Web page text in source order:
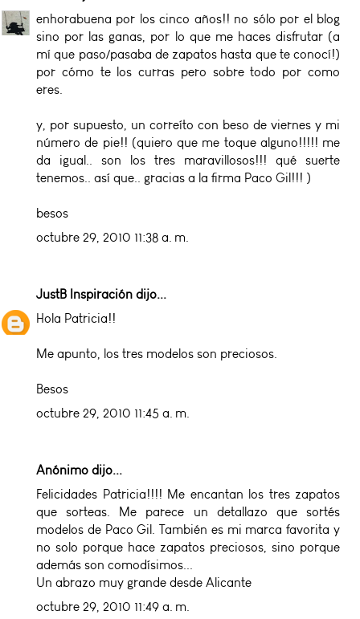
enhorabuena por los cinco años!! no sólo por el blog
sino por las ganas, por lo que me haces disfrutar (a
mí que paso/pasaba de zapatos hasta que te conocí!)
por cómo te los curras pero sobre todo por como
eres.
y, por supuesto, un correíto con beso de viernes y mi
número de pie!! (quiero que me toque alguno!!!!! me
da igual.. son los tres maravillosos!!! qué suerte
tenemos.. así que.. gracias a la firma Paco Gil!!! )
besos
octubre 29, 2010 11:38 a. m.
JustB Inspiración dijo...
Hola Patricia!!
Me apunto, los tres modelos son preciosos.
Besos
octubre 29, 2010 11:45 a. m.
Anónimo dijo...
Felicidades Patricia!!!! Me encantan los tres zapatos
que sorteas. Me parece un detallazo que sortés
modelos de Paco Gil. También es mi marca favorita y
no solo porque hace zapatos preciosos, sino porque
además son comodísimos...
Un abrazo muy grande desde Alicante
octubre 29, 2010 11:49 a. m.